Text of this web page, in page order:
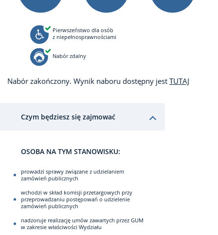
Pierwszeństwo dla osób
z niepełnosprawnościami
Nabór zdalny
Nabór zakończony. Wynik naboru dostępny jest TUTAJ
Czym będziesz się zajmować
OSOBA NA TYM STANOWISKU:
prowadzi sprawy związane z udzielaniem
zamówień publicznych
wchodzi w skład komisji przetargowych przy
przeprowadzaniu postępowań o udzielenie
zamówień publicznych
nadzoruje realizację umów zawartych przez GUM
w zakresie właściwości Wydziału